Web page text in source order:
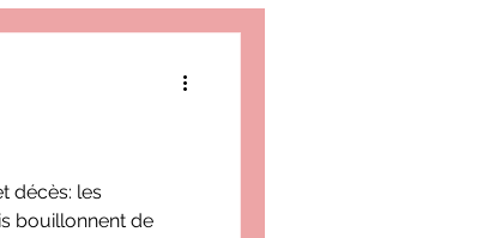
décès: les
bouillonnent de